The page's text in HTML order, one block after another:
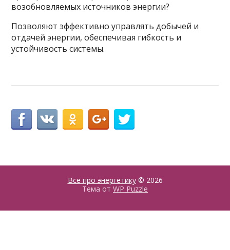
возобновляемых источников энергии?
Позволяют эффективно управлять добычей и
отдачей энергии, обеспечивая гибкость и
устойчивость системы.
Все про энергетику© 2026
Тема от WP Puzzle